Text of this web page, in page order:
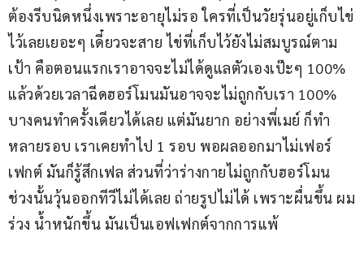
ต้องรีบนิดหนึ่งเพราะอายุไม่รอ ใครที่เป็นวัยรุ่นอยู่เก็บไข่
ไว้เลยเยอะๆ เดี๋ยวจะสาย ไข่ที่เก็บไว้ยังไม่สมบูรณ์ตาม
เป้า คือตอนแรกเราอาจจะไม่ได้ดูแลตัวเองเป๊ะๆ 100%
แล้วด้วยเวลาฉีดฮอร์โมนมันอาจจะไม่ถูกกับเรา 100%
บางคนทำครั้งเดียวได้เลย แต่มันยาก อย่างพี่เมย์ ก็ทำ
หลายรอบ เราเคยทำไป 1 รอบ พอผลออกมาไม่เฟอร์
เฟกต์ มันก็รู้สึกเฟล ส่วนที่ว่าร่างกายไม่ถูกกับฮอร์โมน
ช่วงนั้นวุ้นออกทีวีไม่ได้เลย ถ่ายรูปไม่ได้ เพราะผื่นขึ้น ผม
ร่วง น้ำหนักขึ้น มันเป็นเอฟเฟกต์จากการแพ้